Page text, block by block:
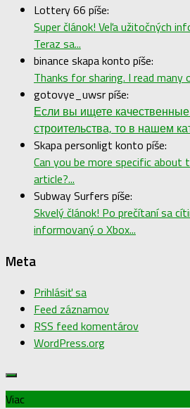
Lottery 66 píše:
Super článok! Veľa užitočných
Teraz sa...
binance skapa konto píše:
Thanks for sharing. I read
gotovye_uwsr píše:
Если вы ищете
строительства, то в нашем
Skapa personligt konto píše:
Can you be more specific
article?...
Subway Surfers píše:
Skvelý článok! Po prečítaní sa
informovaný o Xbox...
Meta
Prihlásiť sa
Feed záznamov
RSS feed komentárov
WordPress.org
Viac